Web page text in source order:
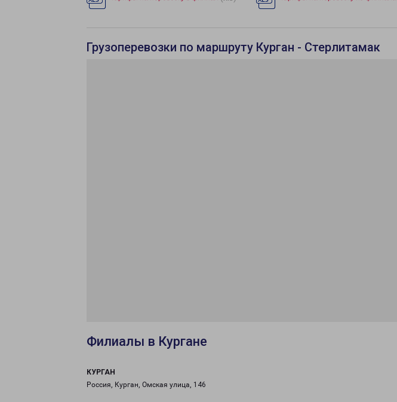
Грузоперевозки по маршруту Курган - Стерлитамак
Филиалы в Кургане
КУРГАН
Россия, Курган, Омская улица, 146